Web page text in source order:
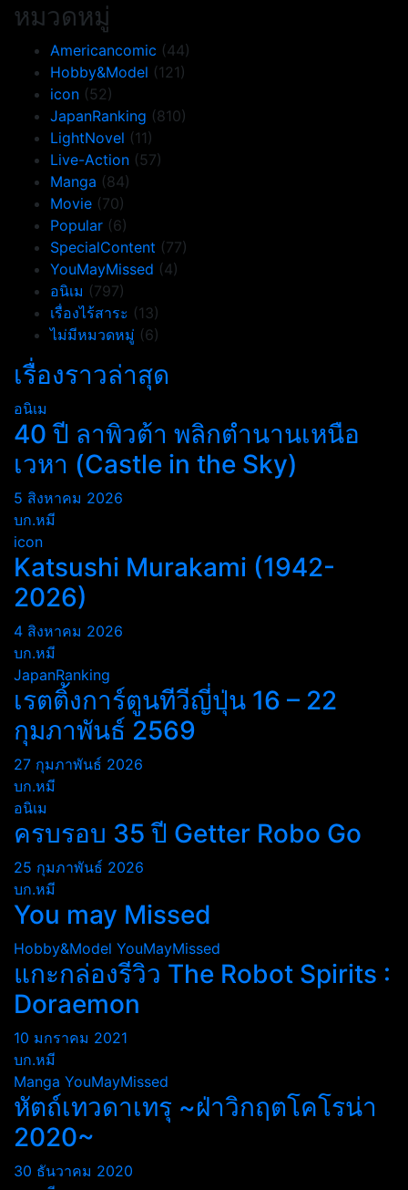
หมวดหมู่
Americancomic (44)
Hobby&Model (121)
icon (52)
JapanRanking (810)
LightNovel (11)
Live-Action (57)
Manga (84)
Movie (70)
Popular (6)
SpecialContent (77)
YouMayMissed (4)
อนิเม (797)
เรื่องไร้สาระ (13)
ไม่มีหมวดหมู่ (6)
เรื่องราวล่าสุด
อนิเม
40 ปี ลาพิวต้า พลิกตำนานเหนือ
เวหา (Castle in the Sky)
5 สิงหาคม 2026
บก.หมี
icon
Katsushi Murakami (1942-
2026)
4 สิงหาคม 2026
บก.หมี
JapanRanking
เรตติ้งการ์ตูนทีวีญี่ปุ่น 16 – 22
กุมภาพันธ์ 2569
27 กุมภาพันธ์ 2026
บก.หมี
อนิเม
ครบรอบ 35 ปี Getter Robo Go
25 กุมภาพันธ์ 2026
บก.หมี
You may Missed
Hobby&Model YouMayMissed
แกะกล่องรีวิว The Robot Spirits :
Doraemon
10 มกราคม 2021
บก.หมี
Manga YouMayMissed
หัตถ์เทวดาเทรุ ~ฝ่าวิกฤตโคโรน่า
2020~
30 ธันวาคม 2020